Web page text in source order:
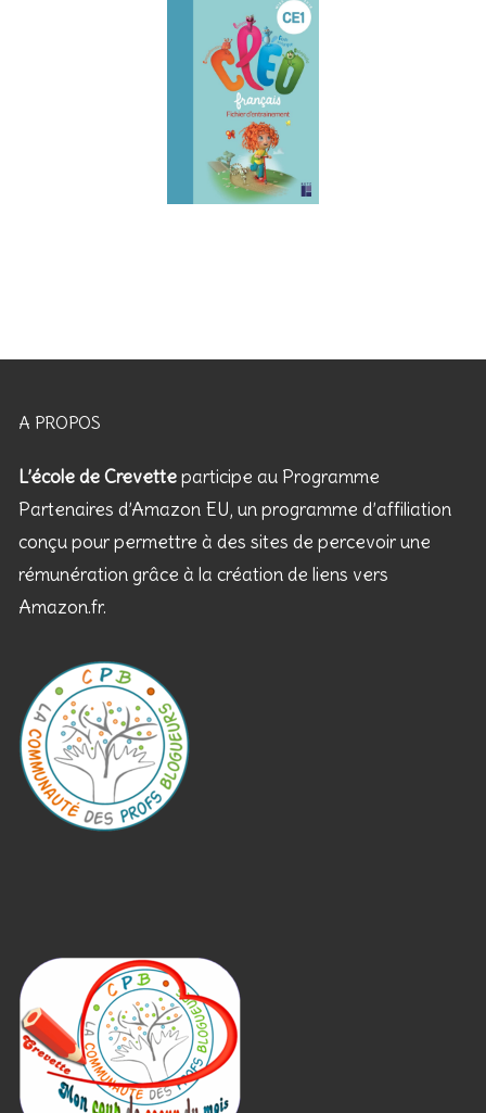
A PROPOS
L’école de Crevetteparticipe au Programme
Partenaires d’Amazon EU, un programme d’affiliation
conçu pour permettre à des sites de percevoir une
rémunération grâce à la création de liens vers
Amazon.fr.